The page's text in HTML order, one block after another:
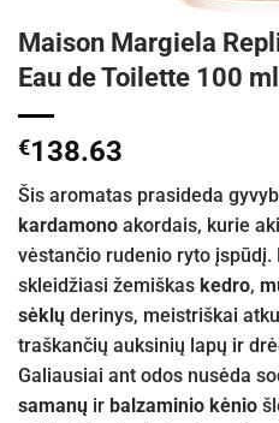
Maison Margiela
Eau de Toilette 100 ml
€138.63
Šis aromatas prasideda
kardamono akordais, kurie
vėstančio rudenio ryto įspūdį.
skleidžiasi žemiškas kedro,
sėklų derinys, meistriškai
traškančių auksinių lapų ir
Galiausiai ant odos nusėda
samanų ir balzaminio kėnio